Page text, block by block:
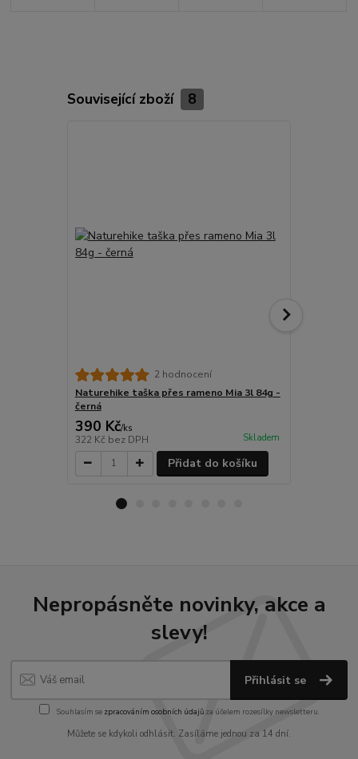
Související zboží 8
2 hodnocení
Naturehike taška přes rameno Mia 3l 84g -
černá
390 Kč/ks
322 Kč bez DPH Skladem
Přidat do košíku
Nepropásněte novinky, akce a
slevy!
Přihlásit se
Souhlasím se zpracováním osobních údajůza účelem rozesílky newsletteru.
Můžete se kdykoli odhlásit. Zasíláme jednou za 14 dní.